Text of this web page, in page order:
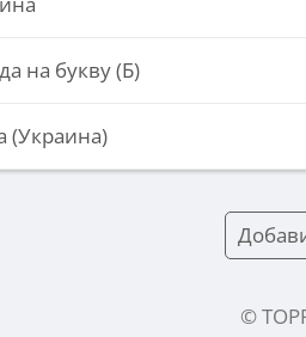
на букву (Б)
(Украина)
©